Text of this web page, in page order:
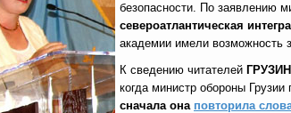
безопасности. По заявлению
североатлантическая
академии имели возможность
К сведению читателей
когда министр обороны Грузии
сначала она повторила